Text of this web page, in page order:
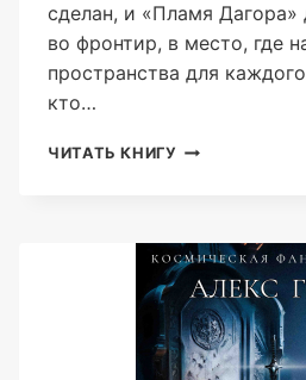
сделан, и «Пламя Дагора»
во фронтир, в место, где
пространства для
кто…
ЧИТАТЬ КНИГУ